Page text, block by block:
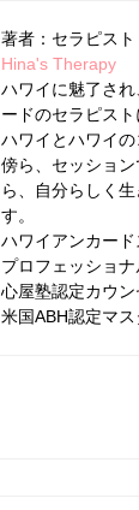
著者：セラピスト
Hina's Therapy
ハワイに魅了さ
ードのセラピスト
ハワイとハワイ
傍ら、セッショ
ら、自分らしく
す。
ハワイアンカー
プロフェッショ
心屋塾認定カウン
米国ABH認定マ